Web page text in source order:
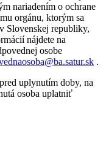
nariadením o ochrane
orgánu, ktorým sa
Slovenskej republiky,
nájdete na
osobe
.
uplynutím doby, na
osoba uplatniť